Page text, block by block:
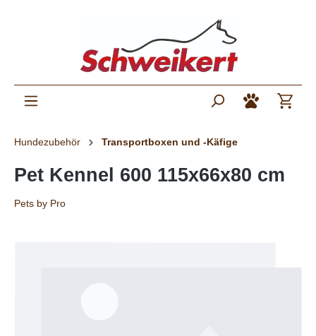
Hundezubehör Transportboxen und -Käfige
Pet Kennel 600 115x66x80 cm
Pets by Pro